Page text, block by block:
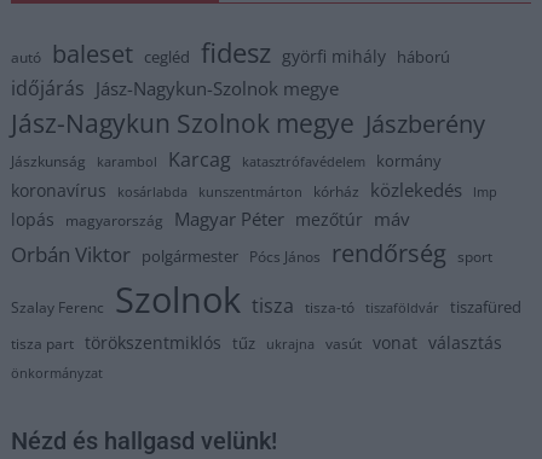
autó baleset cegléd fidesz györfi mihály háború
időjárás Jász-Nagykun-Szolnok megye
Jász-Nagykun Szolnok megye Jászberény
Jászkunság karambol Karcag katasztrófavédelem kormány
koronavírus kosárlabda kunszentmárton kórház közlekedés lmp
lopás magyarország Magyar Péter mezőtúr máv
Orbán Viktor polgármester Pócs János rendőrség sport
Szalay Ferenc Szolnok tisza tisza-tó tiszaföldvár tiszafüred
tisza part törökszentmiklós tűz ukrajna vasút vonat választás
önkormányzat
Nézd és hallgasd velünk!